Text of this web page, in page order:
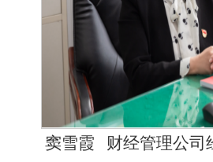
窦雪霞 财经管理公司